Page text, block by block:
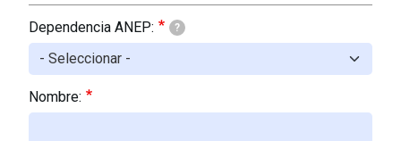
?
Dependencia ANEP:
Nombre: